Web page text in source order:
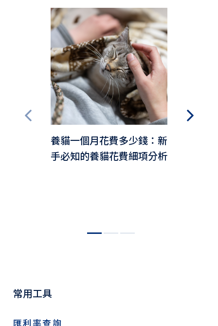
養貓一個月花費多少錢：新
手必知的養貓花費細項分析
常用工具
匯利率查詢